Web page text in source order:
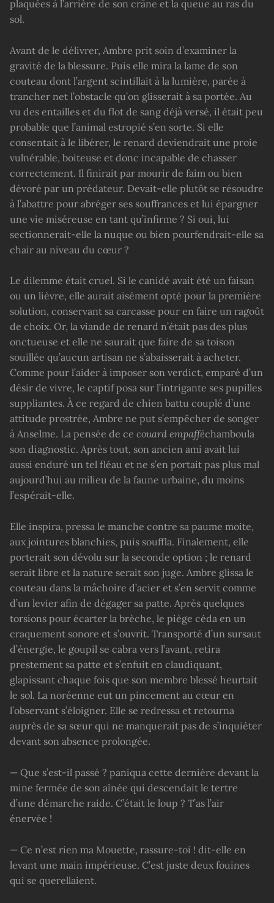
plaquées à l’arrière de son crâne et la queue au ras du
sol.
Avant de le délivrer, Ambre prit soin d’examiner la
gravité de la blessure. Puis elle mira la lame de son
couteau dont l’argent scintillait à la lumière, parée à
trancher net l’obstacle qu’on glisserait à sa portée. Au
vu des entailles et du flot de sang déjà versé, il était peu
probable que l’animal estropié s’en sorte. Si elle
consentait à le libérer, le renard deviendrait une proie
vulnérable, boiteuse et donc incapable de chasser
correctement. Il finirait par mourir de faim ou bien
dévoré par un prédateur. Devait-elle plutôt se résoudre
à l’abattre pour abréger ses souffrances et lui épargner
une vie miséreuse en tant qu’infirme ? Si oui, lui
sectionnerait-elle la nuque ou bien pourfendrait-elle sa
chair au niveau du cœur ?
Le dilemme était cruel. Si le canidé avait été un faisan
ou un lièvre, elle aurait aisément opté pour la première
solution, conservant sa carcasse pour en faire un ragoût
de choix. Or, la viande de renard n’était pas des plus
onctueuse et elle ne saurait que faire de sa toison
souillée qu’aucun artisan ne s’abaisserait à acheter.
Comme pour l’aider à imposer son verdict, emparé d’un
désir de vivre, le captif posa sur l’intrigante ses pupilles
suppliantes. À ce regard de chien battu couplé d’une
attitude prostrée, Ambre ne put s’empêcher de songer
à Anselme. La pensée de ce couard empafféchamboula
son diagnostic. Après tout, son ancien ami avait lui
aussi enduré un tel fléau et ne s’en portait pas plus mal
aujourd’hui au milieu de la faune urbaine, du moins
l’espérait-elle.
Elle inspira, pressa le manche contre sa paume moite,
aux jointures blanchies, puis souffla. Finalement, elle
porterait son dévolu sur la seconde option ; le renard
serait libre et la nature serait son juge. Ambre glissa le
couteau dans la mâchoire d’acier et s’en servit comme
d’un levier afin de dégager sa patte. Après quelques
torsions pour écarter la brèche, le piège céda en un
craquement sonore et s’ouvrit. Transporté d’un sursaut
d’énergie, le goupil se cabra vers l’avant, retira
prestement sa patte et s’enfuit en claudiquant,
glapissant chaque fois que son membre blessé heurtait
le sol. La noréenne eut un pincement au cœur en
l’observant s’éloigner. Elle se redressa et retourna
auprès de sa sœur qui ne manquerait pas de s’inquiéter
devant son absence prolongée.
— Que s’est-il passé ? paniqua cette dernière devant la
mine fermée de son aînée qui descendait le tertre
d’une démarche raide. C’était le loup ? T’as l’air
énervée !
— Ce n’est rien ma Mouette, rassure-toi ! dit-elle en
levant une main impérieuse. C’est juste deux fouines
qui se querellaient.